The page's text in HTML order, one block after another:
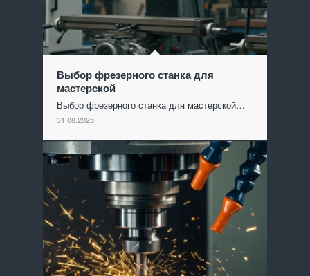
Выбор фрезерного станка для
мастерской
Выбор фрезерного станка для мастерской…
31.08.2025